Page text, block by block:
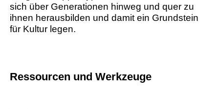
sich über Generationen hinweg und quer zu
ihnen herausbilden und damit ein Grundstein
für Kultur legen.
Ressourcen und Werkzeuge